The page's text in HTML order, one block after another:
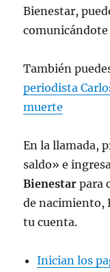
Bienestar,
También
periodista
muerte
En la llamada,
saldo» e
Bienestarpara
de nacimiento,
tu cuenta.
Inician los